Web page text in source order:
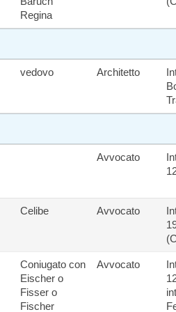
Regina
vedovo Architetto
Avvocato
Celibe Avvocato
Coniugato con
Eischer o
Fisser o
Fischer
Avvocato